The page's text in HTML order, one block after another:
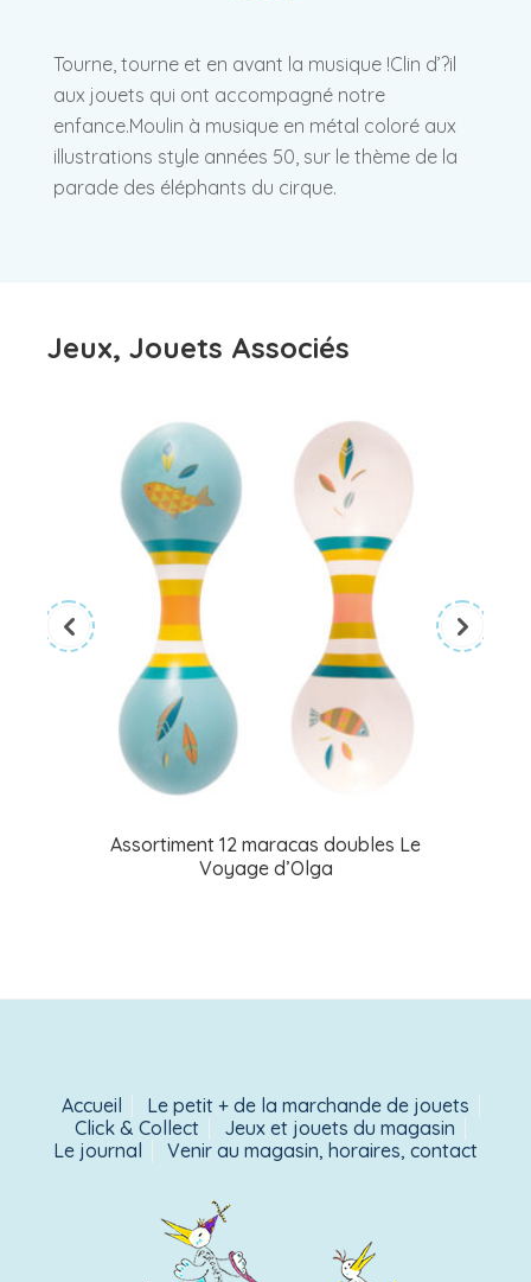
Tourne, tourne et en avant la musique !Clin d’?il
aux jouets qui ont accompagné notre
enfance.Moulin à musique en métal coloré aux
illustrations style années 50, sur le thème de la
parade des éléphants du cirque.
Jeux, Jouets Associés
Assortiment 12 maracas doubles Le
Voyage d’Olga
Accueil
Le petit + de la marchande de jouets
Click & Collect
Jeux et jouets du magasin
Le journal
Venir au magasin, horaires, contact